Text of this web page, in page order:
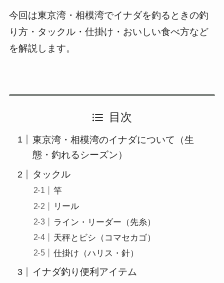
今回は東京湾・相模湾でイナダを釣るときの釣
り方・タックル・仕掛け・おいしい食べ方など
を解説します。
目次
東京湾・相模湾のイナダについて（生
態・釣れるシーズン）
タックル
竿
リール
ライン・リーダー（先糸）
天秤とビシ（コマセカゴ）
仕掛け（ハリス・針）
イナダ釣り便利アイテム